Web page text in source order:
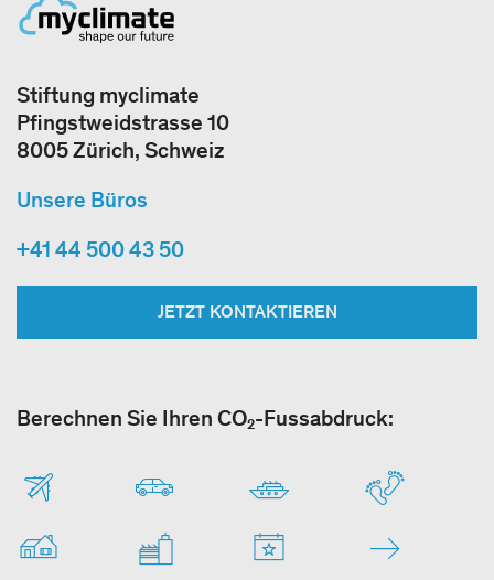
Stiftung myclimate
Pfingstweidstrasse 10
8005 Zürich, Schweiz
Unsere Büros
+41 44 500 43 50
JETZT KONTAKTIEREN
Berechnen Sie Ihren CO₂-Fussabdruck: